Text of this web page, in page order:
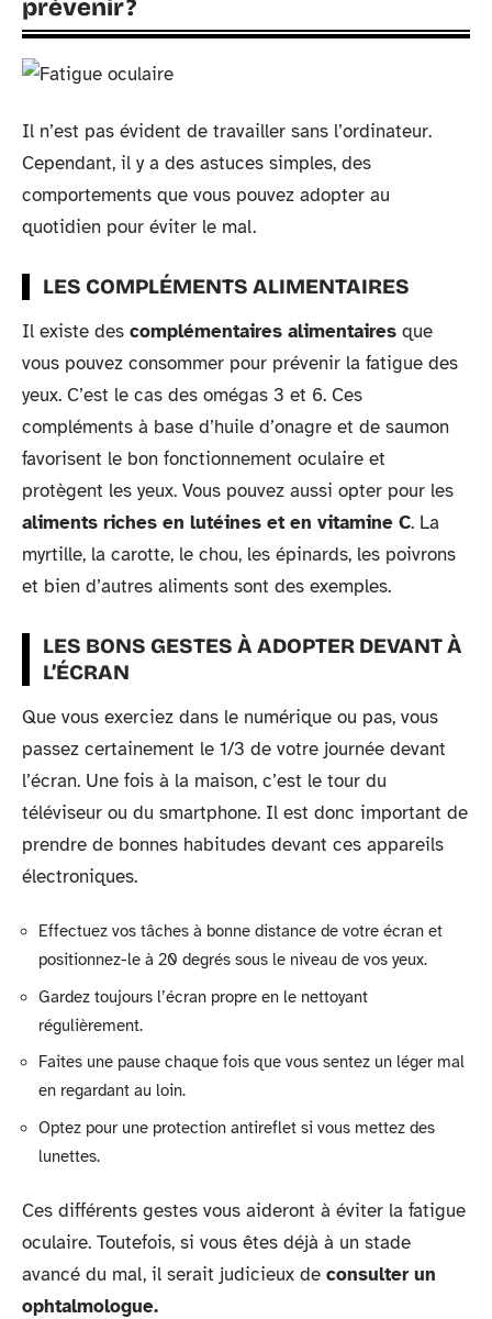
prévenir ?
Il n’est pas évident de travailler sans l’ordinateur.
Cependant, il y a des astuces simples, des
comportements que vous pouvez adopter au
quotidien pour éviter le mal.
LES COMPLÉMENTS ALIMENTAIRES
Il existe des complémentaires alimentaires que
vous pouvez consommer pour prévenir la fatigue des
yeux. C’est le cas des omégas 3 et 6. Ces
compléments à base d’huile d’onagre et de saumon
favorisent le bon fonctionnement oculaire et
protègent les yeux. Vous pouvez aussi opter pour les
aliments riches en lutéines et en vitamine C. La
myrtille, la carotte, le chou, les épinards, les poivrons
et bien d’autres aliments sont des exemples.
LES BONS GESTES À ADOPTER DEVANT À
L’ÉCRAN
Que vous exerciez dans le numérique ou pas, vous
passez certainement le 1/3 de votre journée devant
l’écran. Une fois à la maison, c’est le tour du
téléviseur ou du smartphone. Il est donc important de
prendre de bonnes habitudes devant ces appareils
électroniques.
Effectuez vos tâches à bonne distance de votre écran et
positionnez-le à 20 degrés sous le niveau de vos yeux.
Gardez toujours l’écran propre en le nettoyant
régulièrement.
Faites une pause chaque fois que vous sentez un léger mal
en regardant au loin.
Optez pour une protection antireflet si vous mettez des
lunettes.
Ces différents gestes vous aideront à éviter la fatigue
oculaire. Toutefois, si vous êtes déjà à un stade
avancé du mal, il serait judicieux de consulter un
ophtalmologue.